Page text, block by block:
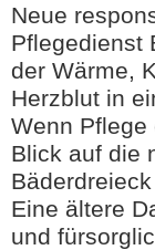
Neue
Pflegedienst
der Wärme,
Herzblut in
Wenn Pflege
Blick auf die
Eine ältere
und